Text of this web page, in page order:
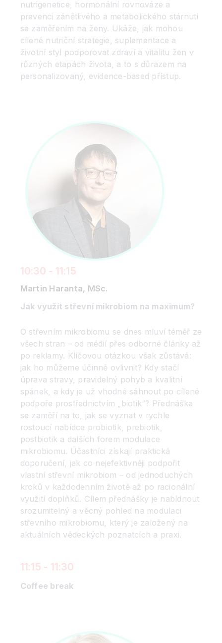
nutrigenetice, hormonální rovnováze a
prevenci zánětlivého a metabolického stárnutí
se zaměřením na ženy. Ukáže, jak mohou
cílené nutriční strategie, suplementace a
životní styl podporovat zdraví a vitalitu žen v
různých etapách života, a to s důrazem na
personalizovaný, evidence-based přístup.
10:30 - 11:15
Martin Haranta, MSc.
Jak využít střevní mikrobiom na maximum?
O střevním mikrobiomu se dnes mluví téměř ze
všech stran – od médií přes odborné články až
po reklamy. Klíčovou otázkou však zůstává:
jak ho můžeme účinně ovlivnit? Kdy stačí
úprava stravy, pravidelný pohyb a kvalitní
spánek, a kdy je už vhodné sáhnout po cílené
podpoře prostřednictvím „biotik“? Přednáška
se zaměří na to, jak se vyznat v rychle
rostoucí nabídce probiotik, prebiotik,
postbiotik a dalších forem modulace
mikrobiomu. Účastníci získají praktická
doporučení, jak co nejefektivněji podpořit
vlastní střevní mikrobiom – od jednoduchých
kroků v každodenním životě až po racionální
využití doplňků. Cílem přednášky je nabídnout
srozumitelný a věcný pohled na modulaci
střevního mikrobiomu, který je založený na
aktuálních vědeckých poznatcích a praxi.
11:15 - 11:30
Coffee break